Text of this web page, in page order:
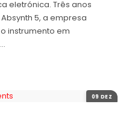
eletrónica. Três anos
5, a empresa
instrumento em
09 DEZ